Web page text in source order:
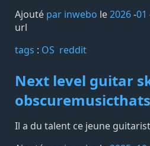
Ajouté par inwebo le2026-01
url
tags️ : OS reddit
Next level guitar
Il a du talent ce jeune